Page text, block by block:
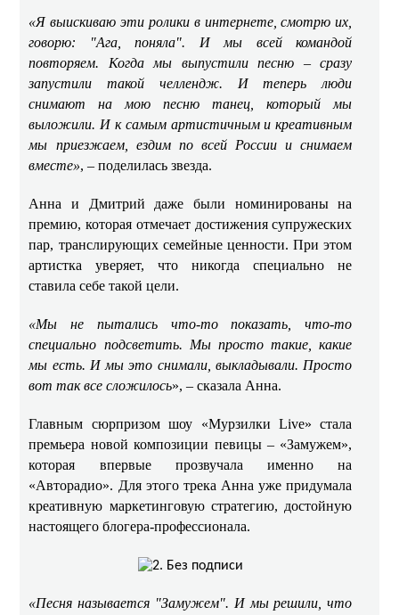
«Я выискиваю эти ролики в интернете, смотрю их,
говорю: "Ага, поняла". И мы всей командой
повторяем. Когда мы выпустили песню – сразу
запустили такой челлендж. И теперь люди
снимают на мою песню танец, который мы
выложили. И к самым артистичным и креативным
мы приезжаем, ездим по всей России и снимаем
вместе», – поделилась звезда. ​
Анна и Дмитрий даже были номинированы на
премию, которая отмечает достижения супружеских
пар, транслирующих семейные ценности. При этом
артистка уверяет, что никогда специально не
ставила себе такой цели. ​​
«Мы не пытались что-то показать, что-то
специально подсветить. Мы просто такие, какие
мы есть. И мы это снимали, выкладывали. Просто
вот так все сложилось», – сказала Анна.
Главным сюрпризом шоу «Мурзилки Live» стала
премьера новой композиции певицы – «Замужем»,
которая впервые прозвучала именно на
«Авторадио». Для этого трека Анна уже придумала
креативную маркетинговую стратегию, достойную
настоящего блогера-профессионала. ​
«Песня называется "Замужем". И мы решили, что